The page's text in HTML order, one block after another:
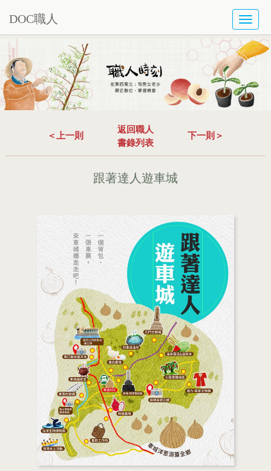
DOC職人
＜上一則
返回職人
書錄列表
下一則＞
跟著達人遊車城